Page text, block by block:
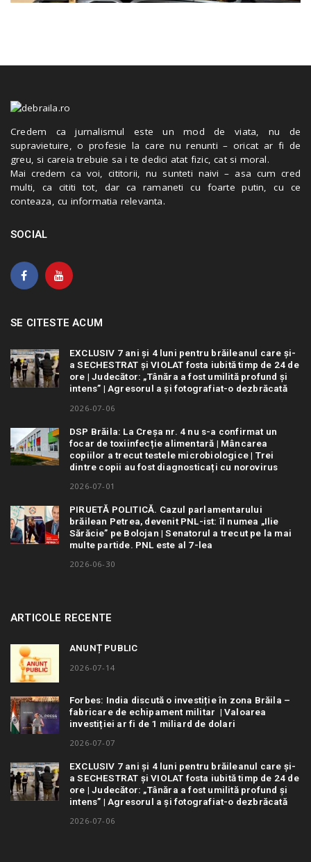
Credem ca jurnalismul este un mod de viata, nu de
supravietuire, o profesie la care nu renunti – oricat ar fi de
greu, si careia trebuie sa i te dedici atat fizic, cat si moral.
Mai credem ca voi, cititorii, nu sunteti naivi – asa cum cred
multi, ca cititi tot, dar ca ramaneti cu foarte putin, cu ce
conteaza, cu informatia relevanta.
SOCIAL
SE CITESTE ACUM
EXCLUSIV 7 ani și 4 luni pentru brăileanul care și-
a SECHESTRAT și VIOLAT fosta iubită timp de 24 de
ore | Judecător: „Tânăra a fost umilită profund și
intens” | Agresorul a și fotografiat-o dezbrăcată
2026-07-06
DSP Brăila: La Creșa nr. 4 nu s-a confirmat un
focar de toxiinfecție alimentară | Mâncarea
copiilor a trecut testele microbiologice | Trei
dintre copii au fost diagnosticați cu norovirus
2026-07-01
PIRUETĂ POLITICĂ. Cazul parlamentarului
brăilean Petrea, devenit PNL-ist: îl numea „Ilie
Sărăcie” pe Bolojan | Senatorul a trecut pe la mai
multe partide. PNL este al 7-lea
2026-06-30
ARTICOLE RECENTE
ANUNȚ PUBLIC
2026-07-14
Forbes: India discută o investiție în zona Brăila –
fabricare de echipament militar | Valoarea
investiției ar fi de 1 miliard de dolari
2026-07-07
EXCLUSIV 7 ani și 4 luni pentru brăileanul care și-
a SECHESTRAT și VIOLAT fosta iubită timp de 24 de
ore | Judecător: „Tânăra a fost umilită profund și
intens” | Agresorul a și fotografiat-o dezbrăcată
2026-07-06